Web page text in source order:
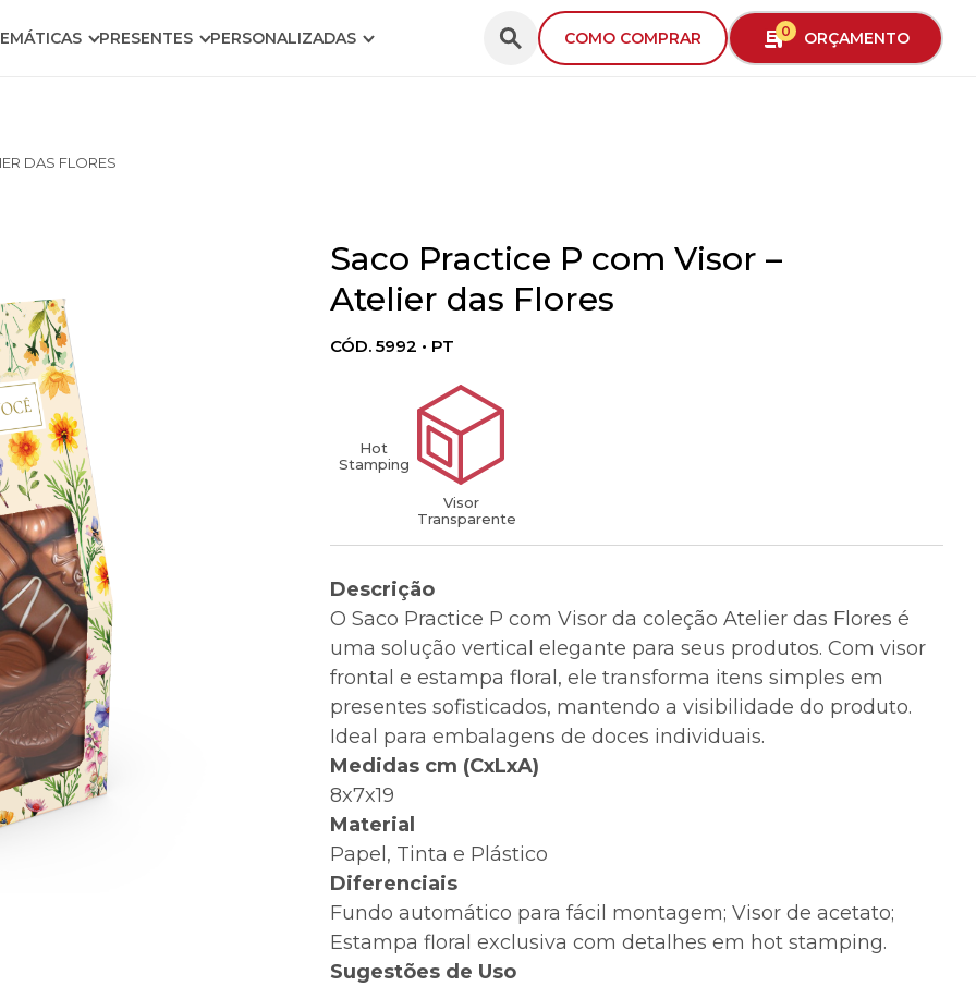
PRESENTES PERSONALIZADAS COMO COMPRAR 0 ORÇAMENTO
DAS FLORES
Saco Practice P com Visor –
Atelier das Flores
CÓD. 5992 • PT
Hot
Stamping
Visor
Transparente
Descrição
O Saco Practice P com Visor da coleção Atelier das Flores é
uma solução vertical elegante para seus produtos. Com visor
frontal e estampa floral, ele transforma itens simples em
presentes sofisticados, mantendo a visibilidade do produto.
Ideal para embalagens de doces individuais.
Medidas cm (CxLxA)
8x7x19
Material
Papel, Tinta e Plástico
Diferenciais
Fundo automático para fácil montagem; Visor de acetato;
Estampa floral exclusiva com detalhes em hot stamping.
Sugestões de Uso